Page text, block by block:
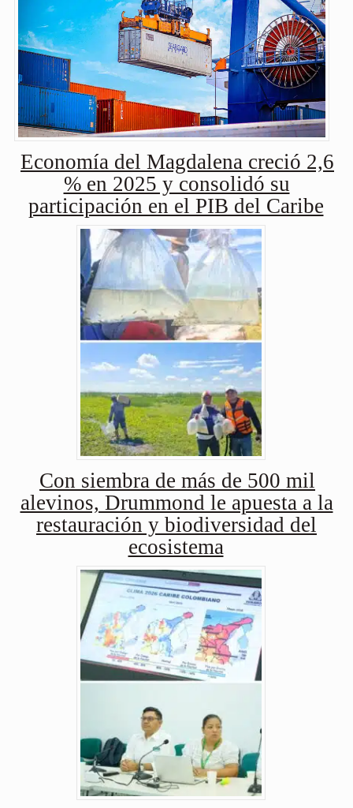
Economía del Magdalena creció 2,6
% en 2025 y consolidó su
participación en el PIB del Caribe
Con siembra de más de 500 mil
alevinos, Drummond le apuesta a la
restauración y biodiversidad del
ecosistema